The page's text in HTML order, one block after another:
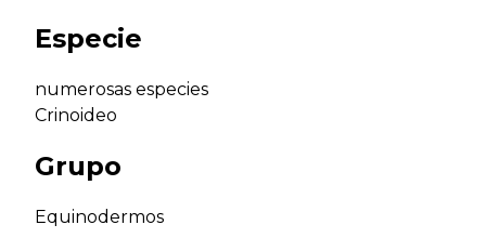
Especie
numerosas especies
Crinoideo
Grupo
Equinodermos